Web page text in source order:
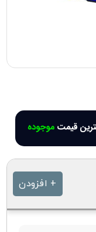
+ افزودن